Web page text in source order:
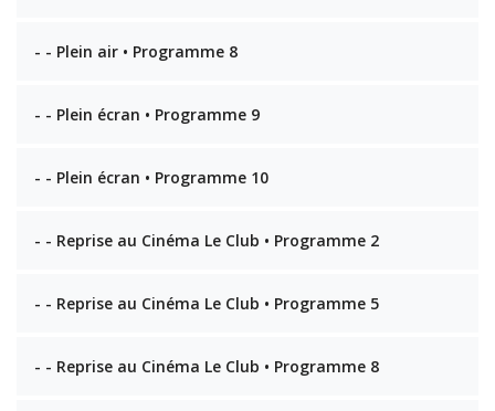
- - Plein air • Programme 8
- - Plein écran • Programme 9
- - Plein écran • Programme 10
- - Reprise au Cinéma Le Club • Programme 2
- - Reprise au Cinéma Le Club • Programme 5
- - Reprise au Cinéma Le Club • Programme 8